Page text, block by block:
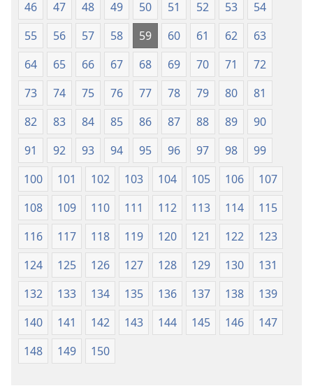
46
47 48 49 50 51 52 53
54
55
56 57 58 59 60 61 62
63
64
65 66 67 68 69 70 71
72
73
74 75 76 77 78 79 80
81
82
83 84 85 86 87 88 89
90
91
92 93 94 95 96 97 98
99
100
101 102 103 104 105 106
107
108
109 110 111 112 113 114
115
116
117 118 119 120 121 122
123
124
125 126 127 128 129 130
131
132
133 134 135 136 137 138
139
140
141 142 143 144 145 146
147
148
149 150